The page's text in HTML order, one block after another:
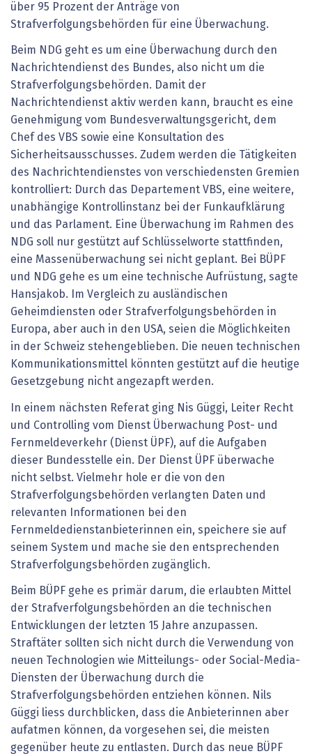
über 95 Prozent der Anträge von
Strafverfolgungsbehörden für eine Überwachung.
Beim NDG geht es um eine Überwachung durch den
Nachrichtendienst des Bundes, also nicht um die
Strafverfolgungsbehörden. Damit der
Nachrichtendienst aktiv werden kann, braucht es eine
Genehmigung vom Bundesverwaltungsgericht, dem
Chef des VBS sowie eine Konsultation des
Sicherheitsausschusses. Zudem werden die Tätigkeiten
des Nachrichtendienstes von verschiedensten Gremien
kontrolliert: Durch das Departement VBS, eine weitere,
unabhängige Kontrollinstanz bei der Funkaufklärung
und das Parlament. Eine Überwachung im Rahmen des
NDG soll nur gestützt auf Schlüsselworte stattfinden,
eine Massenüberwachung sei nicht geplant. Bei BÜPF
und NDG gehe es um eine technische Aufrüstung, sagte
Hansjakob. Im Vergleich zu ausländischen
Geheimdiensten oder Strafverfolgungsbehörden in
Europa, aber auch in den USA, seien die Möglichkeiten
in der Schweiz stehengeblieben. Die neuen technischen
Kommunikationsmittel könnten gestützt auf die heutige
Gesetzgebung nicht angezapft werden.
In einem nächsten Referat ging Nis Güggi, Leiter Recht
und Controlling vom Dienst Überwachung Post- und
Fernmeldeverkehr (Dienst ÜPF), auf die Aufgaben
dieser Bundesstelle ein. Der Dienst ÜPF überwache
nicht selbst. Vielmehr hole er die von den
Strafverfolgungsbehörden verlangten Daten und
relevanten Informationen bei den
Fernmeldedienstanbieterinnen ein, speichere sie auf
seinem System und mache sie den entsprechenden
Strafverfolgungsbehörden zugänglich.
Beim BÜPF gehe es primär darum, die erlaubten Mittel
der Strafverfolgungsbehörden an die technischen
Entwicklungen der letzten 15 Jahre anzupassen.
Straftäter sollten sich nicht durch die Verwendung von
neuen Technologien wie Mitteilungs- oder Social-Media-
Diensten der Überwachung durch die
Strafverfolgungsbehörden entziehen können. Nils
Güggi liess durchblicken, dass die Anbieterinnen aber
aufatmen können, da vorgesehen sei, die meisten
gegenüber heute zu entlasten. Durch das neue BÜPF